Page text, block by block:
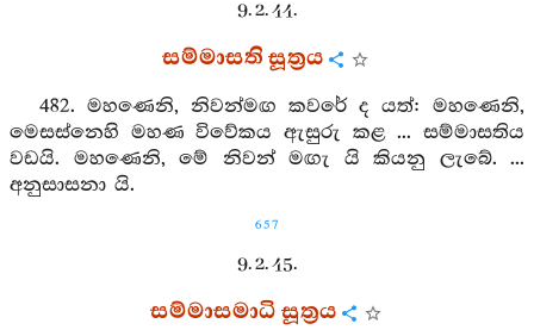
9. 2. 44.
සම්මාසති සූත්‍රය
482. මහණෙනි, නිවන්මඟ කවරේ ද යත්: මහණෙනි,
මෙසස්නෙහි මහණ විවේකය ඇසුරු කළ ... සම්මාසතිය
වඩයි. මහණෙනි, මේ නිවන් මඟැ යි කියනු ලැබේ. ...
අනුසාසනා යි.
657
9. 2. 45.
සම්මාසමාධි සූත්‍රය